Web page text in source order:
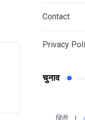
Contact
Privacy
चुनाव